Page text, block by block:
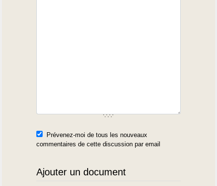
Prévenez-moi de tous les nouveaux
commentaires de cette discussion par email
Ajouter un document